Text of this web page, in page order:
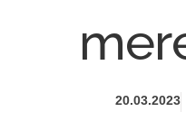
20.03.2023